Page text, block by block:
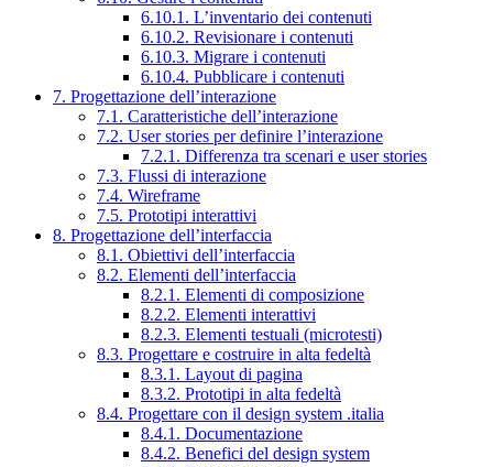
6.10.1. L’inventario dei contenuti
6.10.2. Revisionare i contenuti
6.10.3. Migrare i contenuti
6.10.4. Pubblicare i contenuti
7. Progettazione dell’interazione
7.1. Caratteristiche dell’interazione
7.2. User stories per definire l’interazione
7.2.1. Differenza tra scenari e user stories
7.3. Flussi di interazione
7.4. Wireframe
7.5. Prototipi interattivi
8. Progettazione dell’interfaccia
8.1. Obiettivi dell’interfaccia
8.2. Elementi dell’interfaccia
8.2.1. Elementi di composizione
8.2.2. Elementi interattivi
8.2.3. Elementi testuali (microtesti)
8.3. Progettare e costruire in alta fedeltà
8.3.1. Layout di pagina
8.3.2. Prototipi in alta fedeltà
8.4. Progettare con il design system .italia
8.4.1. Documentazione
8.4.2. Benefici del design system